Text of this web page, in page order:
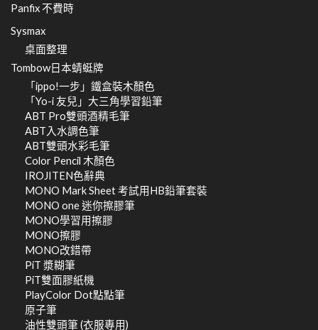
Panfix 不費時
Sysmax
桌面整理
Tombow日本蜻蜓牌
「ippo!一步」鐵盒裝木顏色
「Yo-i 友兒」大三角學習鉛筆
ABT Pro雙頭酒精毛筆
ABT入水調色筆
ABT雙頭水彩毛筆
Color Pencil 木顏色
IROJITEN色辭典
MONO Mark Sheet 考試用HB鉛筆套裝
MONO one 迷你擦膠筆
MONO學習用擦膠
MONO擦膠
MONO改錯帶
PiT 漿糊筆
PiT雙面膠紙機
PlayColor Dot點點筆
原子筆
油性雙頭筆 (衣服專用)